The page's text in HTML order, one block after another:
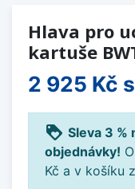
Hlava pro
kartuše
2 925 Kč
loyalty Sleva 3 %
objednávky!
Kč a v košíku